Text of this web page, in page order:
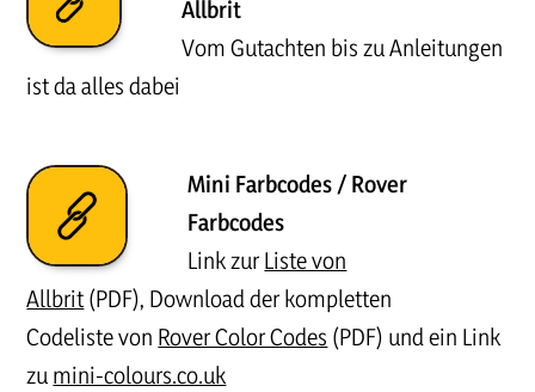
Allbrit
Vom Gutachten bis zu Anleitungen
ist da alles dabei
Mini Farbcodes / Rover
Farbcodes
Link zur Liste von
Allbrit (PDF), Download der kompletten
Codeliste von Rover Color Codes (PDF) und ein Link
zu mini-colours.co.uk